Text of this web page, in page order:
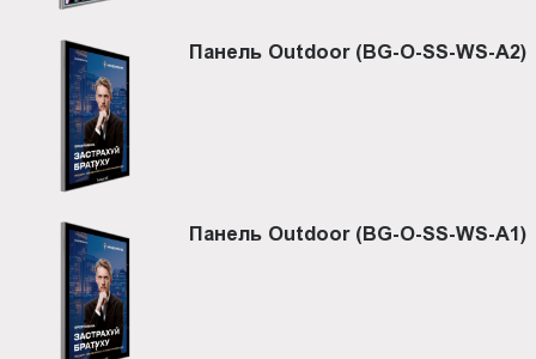
Панель Outdoor (BG-O-SS-WS-A2)
Панель Outdoor (BG-O-SS-WS-A1)